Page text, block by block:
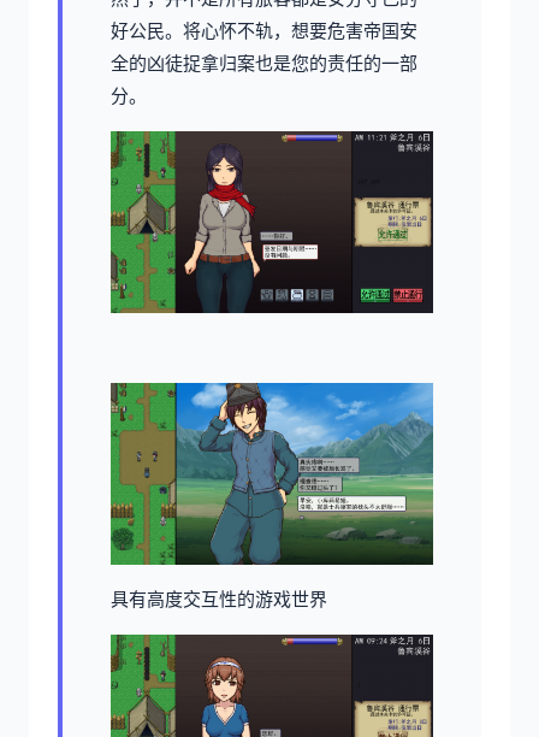
好公民。将心怀不轨，想要危害帝国安
全的凶徒捉拿归案也是您的责任的一部
分。
具有高度交互性的游戏世界